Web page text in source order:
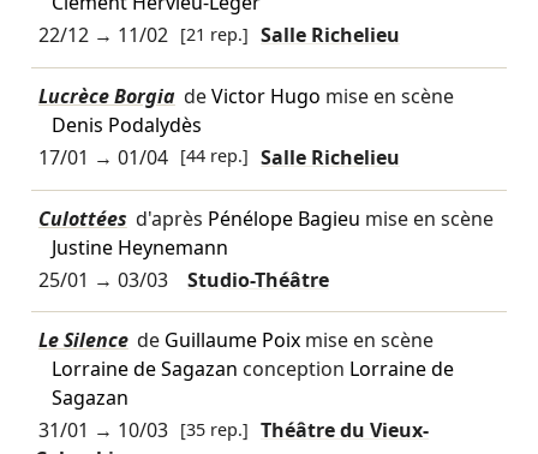
22/12→ 11/02 [21 rep.] Salle Richelieu
Lucrèce Borgia deVictor Hugo mise en scène
Denis Podalydès
17/01 → 01/04 [44 rep.] Salle Richelieu
Culottées d'après Pénélope Bagieu mise en scène
Justine Heynemann
25/01 → 03/03 Studio-Théâtre
Le Silence de Guillaume Poixmise en scène
Lorraine de Sagazan conception Lorraine de
Sagazan
31/01 → 10/03 [35 rep.] Théâtre du Vieux-